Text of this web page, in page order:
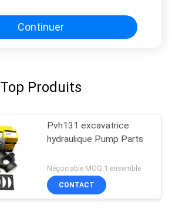
Continuer
Top Produits
Pvh131 excavatrice
hydraulique Pump Parts
Négociable MOQ:1 ensemble
CONTACT